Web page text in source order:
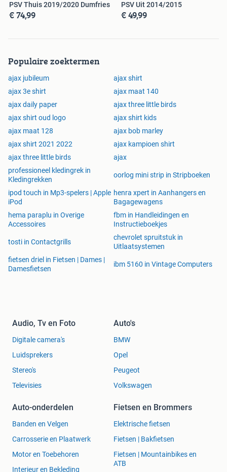
PSV Thuis 2019/2020 Dumfries
€ 74,99
PSV Uit 2014/2015
€ 49,99
Populaire zoektermen
ajax jubileum
ajax shirt
ajax 3e shirt
ajax maat 140
ajax daily paper
ajax three little birds
ajax shirt oud logo
ajax shirt kids
ajax maat 128
ajax bob marley
ajax shirt 2021 2022
ajax kampioen shirt
ajax three little birds
ajax
professioneel kledingrek in
Kledingrekken
oorlog mini strip in Stripboeken
ipod touch in Mp3-spelers | Apple
iPod
henra xpert in Aanhangers en
Bagagewagens
hema paraplu in Overige
Accessoires
fbm in Handleidingen en
Instructieboekjes
tosti in Contactgrills
chevrolet spruitstuk in
Uitlaatsystemen
fietsen driel in Fietsen | Dames |
Damesfietsen
ibm 5160 in Vintage Computers
Audio, Tv en Foto
Digitale camera's
Luidsprekers
Stereo's
Televisies
Auto's
BMW
Opel
Peugeot
Volkswagen
Auto-onderdelen
Banden en Velgen
Carrosserie en Plaatwerk
Motor en Toebehoren
Interieur en Bekleding
Fietsen en Brommers
Elektrische fietsen
Fietsen | Bakfietsen
Fietsen | Mountainbikes en
ATB